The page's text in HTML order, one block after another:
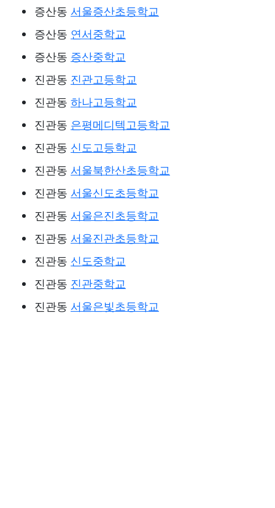
증산동 서울증산초등학교
증산동 연서중학교
증산동 증산중학교
진관동 진관고등학교
진관동 하나고등학교
진관동 은평메디텍고등학교
진관동 신도고등학교
진관동 서울북한산초등학교
진관동 서울신도초등학교
진관동 서울은진초등학교
진관동 서울진관초등학교
진관동 신도중학교
진관동 진관중학교
진관동 서울은빛초등학교